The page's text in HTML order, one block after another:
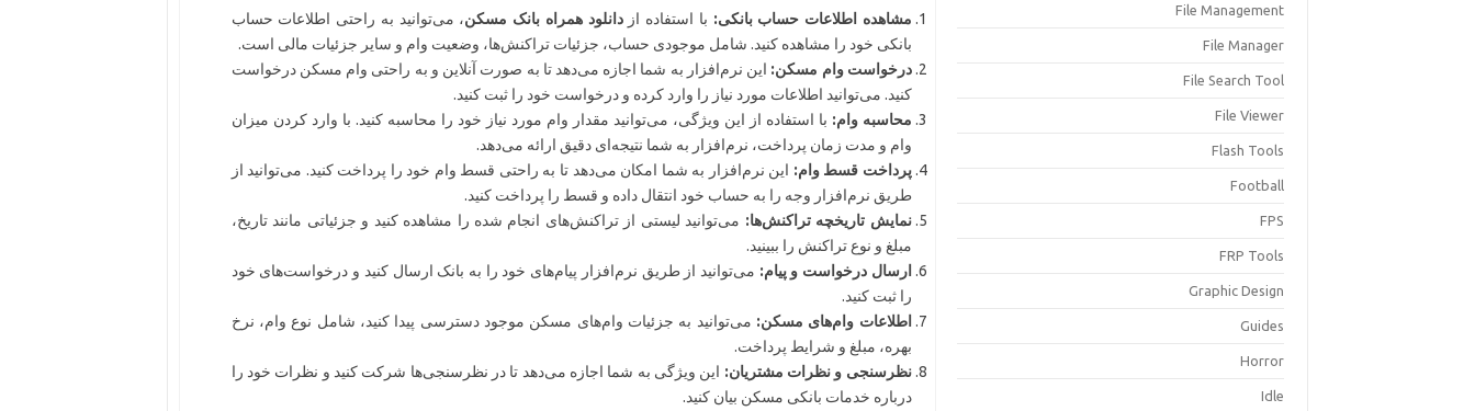
مشاهده اطلاعات حساب بانکی: با استفاده ازدانلود همراه بانک مسکن، می‌توانید به راحتی اطلاعات حساب
بانکی خود را مشاهده کنید. شامل موجودی حساب، جزئیات تراکنش‌ها، وضعیت وام و سایر جزئیات مالی است.
درخواست وام مسکن: این نرم‌افزار به شما اجازه می‌دهد تا به صورت آنلاین و به راحتی وام مسکن درخواست
کنید. می‌توانید اطلاعات مورد نیاز را وارد کرده و درخواست خود را ثبت کنید.
محاسبه وام: با استفاده از این ویژگی، می‌توانید مقدار وام مورد نیاز خود را محاسبه کنید. با وارد کردن میزان
وام و مدت زمان پرداخت، نرم‌افزار به شما نتیجه‌ای دقیق ارائه می‌دهد.
پرداخت قسط وام: این نرم‌افزار به شما امکان می‌دهد تا به راحتی قسط وام خود را پرداخت کنید. می‌توانید از
طریق نرم‌افزار وجه را به حساب خود انتقال داده و قسط را پرداخت کنید.
نمایش تاریخچه تراکنش‌ها: می‌توانید لیستی از تراکنش‌های انجام شده را مشاهده کنید و جزئیاتی مانند تاریخ،
مبلغ و نوع تراکنش را ببینید.
ارسال درخواست و پیام: می‌توانید از طریق نرم‌افزار پیام‌های خود را به بانک ارسال کنید و درخواست‌های خود
را ثبت کنید.
اطلاعات وام‌های مسکن: می‌توانید به جزئیات وام‌های مسکن موجود دسترسی پیدا کنید، شامل نوع وام، نرخ
بهره، مبلغ و شرایط پرداخت.
نظرسنجی و نظرات مشتریان: این ویژگی به شما اجازه می‌دهد تا در نظرسنجی‌ها شرکت کنید و نظرات خود را
درباره خدمات بانکی مسکن بیان کنید.
File Management
File Manager
File Search Tool
File Viewer
Flash Tools
Football
FPS
FRP Tools
Graphic Design
Guides
Horror
Idle